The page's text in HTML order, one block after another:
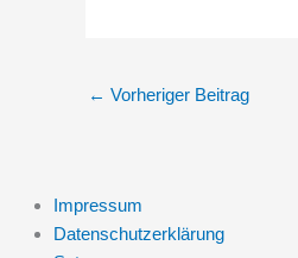
← Vorheriger Beitrag
Impressum
Datenschutzerklärung